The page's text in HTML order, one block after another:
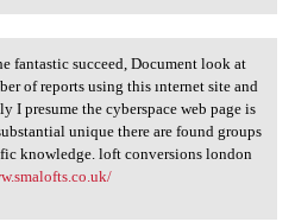
fantastic
fantastic succeed, Document look at
of reports using this ınternet site and
I presume the cyberspace web page is
unique there are found groups
knowledge. loft conversions london